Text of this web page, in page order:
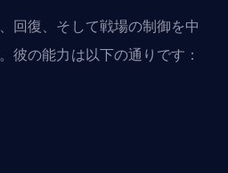
回復、そして戦場の制御を中
彼の能力は以下の通りです：